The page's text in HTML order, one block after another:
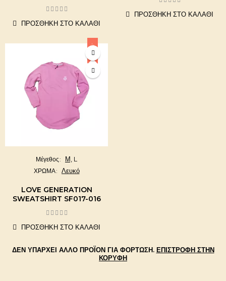
ΠΡΟΣΘΉΚΗ ΣΤΟ ΚΑΛΆΘΙ
ΠΡΟΣΘΉΚΗ ΣΤΟ ΚΑΛΆΘΙ
-50%
Μέγεθος Μ, L
ΧΡΩΜΑ Λευκό
LOVE GENERATION
SWEATSHIRT SF017-016
ΠΡΟΣΘΉΚΗ ΣΤΟ ΚΑΛΆΘΙ
ΔΕΝ ΥΠΆΡΧΕΙ ΆΛΛΟ ΠΡΟΪΌΝ ΓΙΑ ΦΌΡΤΩΣΗ. ΕΠΙΣΤΡΟΦΉ ΣΤΗΝ
ΚΟΡΥΦΉ